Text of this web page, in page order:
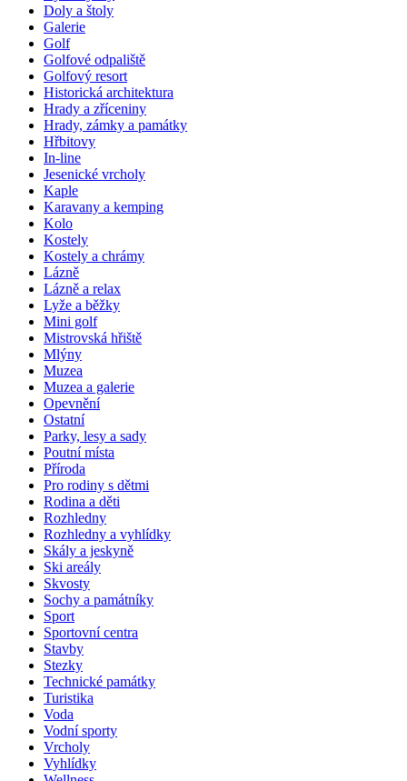
Doly a štoly
Galerie
Golf
Golfové odpaliště
Golfový resort
Historická architektura
Hrady a zříceniny
Hrady, zámky a památky
Hřbitovy
In-line
Jesenické vrcholy
Kaple
Karavany a kemping
Kolo
Kostely
Kostely a chrámy
Lázně
Lázně a relax
Lyže a běžky
Mini golf
Mistrovská hřiště
Mlýny
Muzea
Muzea a galerie
Opevnění
Ostatní
Parky, lesy a sady
Poutní místa
Příroda
Pro rodiny s dětmi
Rodina a děti
Rozhledny
Rozhledny a vyhlídky
Skály a jeskyně
Ski areály
Skvosty
Sochy a památníky
Sport
Sportovní centra
Stavby
Stezky
Technické památky
Turistika
Voda
Vodní sporty
Vrcholy
Vyhlídky